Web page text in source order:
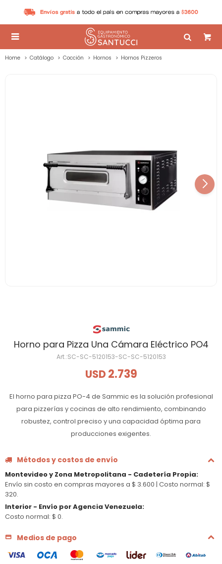

Home Catálogo Cocción Hornos Hornos Pizzeros
Horno para Pizza Una Cámara Eléctrico PO4
SC-SC-5120153-SC-SC-5120153
USD 2.739
El horno para pizza PO-4 de Sammic es la solución profesional
para pizzerías y cocinas de alto rendimiento, combinando
robustez, control preciso y una capacidad óptima para
producciones exigentes.
Métodos y costos de envío
Montevideo y Zona Metropolitana - Cadetería Propia:
Envío sin costo en compras mayores a $ 3.600 | Costo normal: $
320.
Interior - Envío por Agencia Venezuela:
Costo normal: $ 0.
Medios de pago